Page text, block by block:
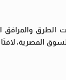
الطرق
المصرية،